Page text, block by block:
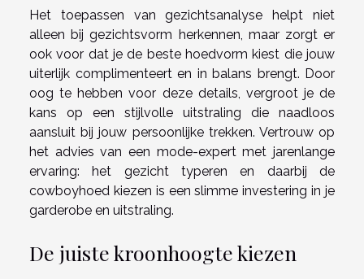
Het toepassen van gezichtsanalyse helpt niet
alleen bij gezichtsvorm herkennen, maar zorgt er
ook voor dat je de beste hoedvorm kiest die jouw
uiterlijk complimenteert en in balans brengt. Door
oog te hebben voor deze details, vergroot je de
kans op een stijlvolle uitstraling die naadloos
aansluit bij jouw persoonlijke trekken. Vertrouw op
het advies van een mode-expert met jarenlange
ervaring: het gezicht typeren en daarbij de
cowboyhoed kiezen is een slimme investering in je
garderobe en uitstraling.
De juiste kroonhoogte kiezen